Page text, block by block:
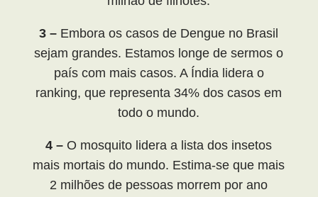
3 – Embora os casos de Dengue no Brasil
sejam grandes. Estamos longe de sermos o
país com mais casos. A Índia lidera o
ranking, que representa 34% dos casos em
todo o mundo.
4 – O mosquito lidera a lista dos insetos
mais mortais do mundo. Estima-se que mais
2 milhões de pessoas morrem por ano